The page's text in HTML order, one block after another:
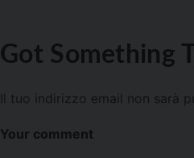
Got Something
Il tuo indirizzo email non sarà
Your comment